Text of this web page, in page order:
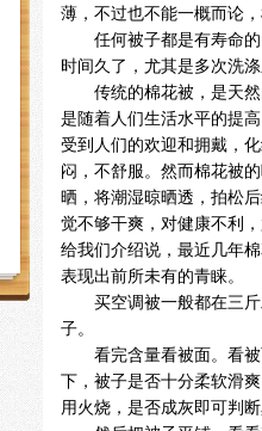
薄，不过也不能一概而论
任何被子都是有寿命
时间久了，尤其是多次洗
传统的棉花被，是天
是随着人们生活水平的提
受到人们的欢迎和拥戴，
闷，不舒服。然而棉花被
晒，将潮湿晾晒透，拍松
觉不够干爽，对健康不利
给我们介绍说，最近几年
表现出前所未有的青睐。
买空调被一般都在三
子。
看完含量看被面。看
下，被子是否十分柔软滑
用火烧，是否成灰即可判